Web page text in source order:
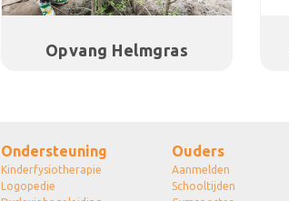
Opvang Helmgras
Ondersteuning
Kinderfysiotherapie
Logopedie
Ouders
Aanmelden
Schooltijden